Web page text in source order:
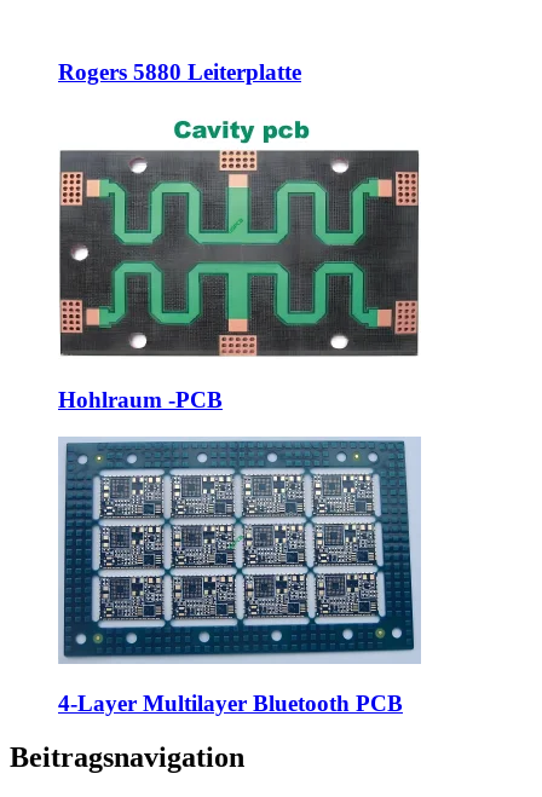
Rogers 5880 Leiterplatte
Hohlraum -PCB
4-Layer Multilayer Bluetooth PCB
Beitragsnavigation